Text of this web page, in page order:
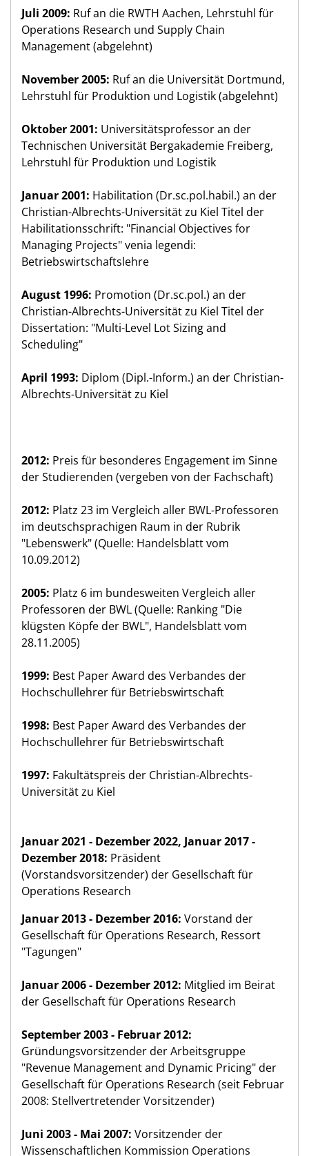
Juli 2009: Ruf an die RWTH Aachen, Lehrstuhl für
Operations Research und Supply Chain
Management (abgelehnt)
November 2005: Ruf an die Universität Dortmund,
Lehrstuhl für Produktion und Logistik (abgelehnt)
Oktober 2001: Universitätsprofessor an der
Technischen Universität Bergakademie Freiberg,
Lehrstuhl für Produktion und Logistik
Januar 2001: Habilitation (Dr.sc.pol.habil.) an der
Christian-Albrechts-Universität zu Kiel Titel der
Habilitationsschrift: "Financial Objectives for
Managing Projects" venia legendi:
Betriebswirtschaftslehre
August 1996: Promotion (Dr.sc.pol.) an der
Christian-Albrechts-Universität zu Kiel Titel der
Dissertation: "Multi-Level Lot Sizing and
Scheduling"
April 1993: Diplom (Dipl.-Inform.) an der Christian-
Albrechts-Universität zu Kiel
2012: Preis für besonderes Engagement im Sinne
der Studierenden (vergeben von der Fachschaft)
2012: Platz 23 im Vergleich aller BWL-Professoren
im deutschsprachigen Raum in der Rubrik
"Lebenswerk" (Quelle: Handelsblatt vom
10.09.2012)
2005: Platz 6 im bundesweiten Vergleich aller
Professoren der BWL (Quelle: Ranking "Die
klügsten Köpfe der BWL", Handelsblatt vom
28.11.2005)
1999: Best Paper Award des Verbandes der
Hochschullehrer für Betriebswirtschaft
1998: Best Paper Award des Verbandes der
Hochschullehrer für Betriebswirtschaft
1997: Fakultätspreis der Christian-Albrechts-
Universität zu Kiel
Januar 2021 - Dezember 2022, Januar 2017 -
Dezember 2018: Präsident
(Vorstandsvorsitzender) der Gesellschaft für
Operations Research
Januar 2013 - Dezember 2016: Vorstand der
Gesellschaft für Operations Research, Ressort
"Tagungen"
Januar 2006 - Dezember 2012: Mitglied im Beirat
der Gesellschaft für Operations Research
September 2003 - Februar 2012:
Gründungsvorsitzender der Arbeitsgruppe
"Revenue Management and Dynamic Pricing" der
Gesellschaft für Operations Research (seit Februar
2008: Stellvertretender Vorsitzender)
Juni 2003 - Mai 2007: Vorsitzender der
Wissenschaftlichen Kommission Operations